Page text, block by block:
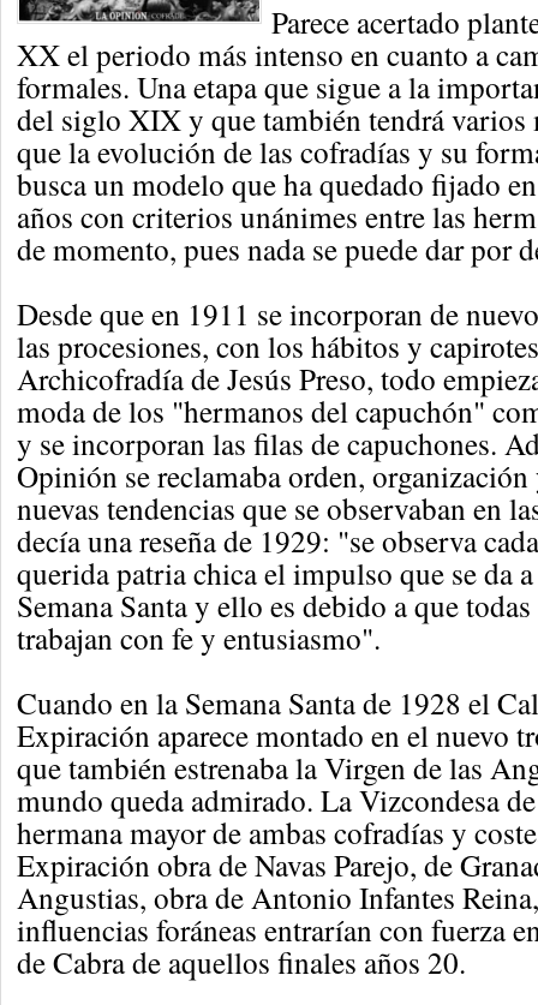
Parece acertado
XX el periodo más intenso en cuanto a
formales. Una etapa que sigue a la
del siglo XIX y que también tendrá varios
que la evolución de las cofradías y su
busca un modelo que ha quedado fijado
años con criterios unánimes entre las
de momento, pues nada se puede dar por
Desde que en 1911 se incorporan de
las procesiones, con los hábitos y
Archicofradía de Jesús Preso, todo
moda de los "hermanos del capuchón"
y se incorporan las filas de capuchones.
Opinión se reclamaba orden, organización
nuevas tendencias que se observaban en
decía una reseña de 1929: "se observa
querida patria chica el impulso que se da
Semana Santa y ello es debido a que
trabajan con fe y entusiasmo".
Cuando en la Semana Santa de 1928 el
Expiración aparece montado en el nuevo
que también estrenaba la Virgen de las
mundo queda admirado. La Vizcondesa
hermana mayor de ambas cofradías y
Expiración obra de Navas Parejo, de
Angustias, obra de Antonio Infantes
influencias foráneas entrarían con fuerza
de Cabra de aquellos finales años 20.